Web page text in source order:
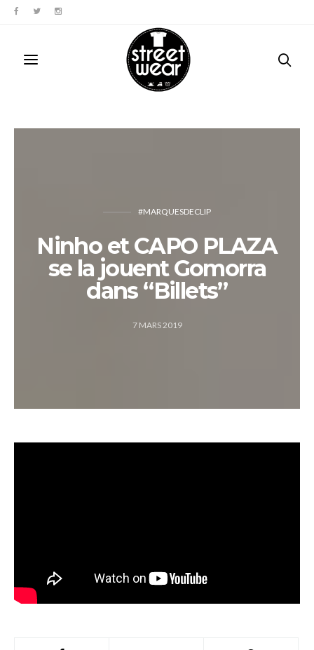
#MARQUESDECLIP
Ninho et CAPO PLAZA
se la jouent Gomorra
dans “Billets”
7 MARS 2019